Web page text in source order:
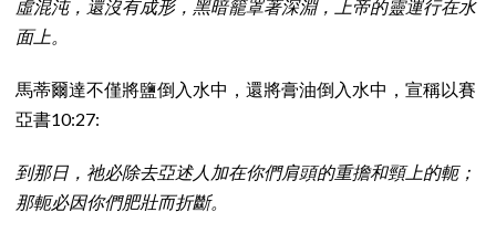
虛混沌，還沒有成形，黑暗籠罩著深淵，上帝的靈運行在水
面上。
馬蒂爾達不僅將鹽倒入水中，還將膏油倒入水中，宣稱以賽
亞書10:27:
到那日，祂必除去亞述人加在你們肩頭的重擔和頸上的軛；
那軛必因你們肥壯而折斷。